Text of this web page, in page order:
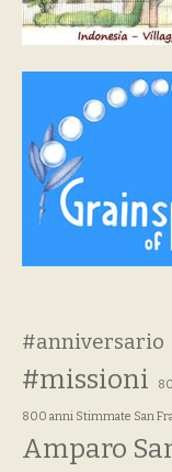
#anniversario
#missioni
800 anni Stimmate San
Amparo